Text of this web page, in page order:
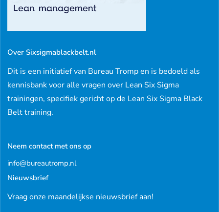
Over Sixsigmablackbelt.nl
Dit is een initiatief van Bureau Tromp en is bedoeld als
kennisbank voor alle vragen over Lean Six Sigma
trainingen, specifiek gericht op de Lean Six Sigma Black
Belt training.
Neem contact met ons op
info@bureautromp.nl
Nieuwsbrief
Vraag onze maandelijkse nieuwsbrief aan!